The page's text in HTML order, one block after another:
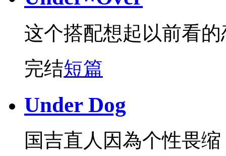
这个搭配想起以前看
完结短篇
Under Dog
国吉直人因為个性畏